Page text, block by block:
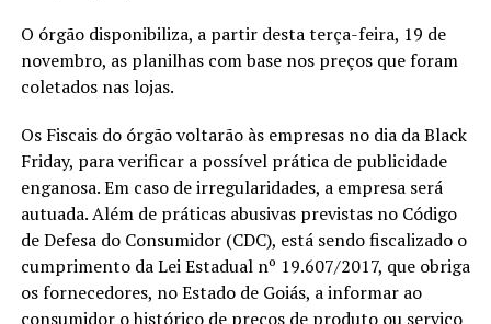
O órgão disponibiliza, a partir desta terça-feira, 19 de
novembro, as planilhas com base nos preços que foram
coletados nas lojas.
Os Fiscais do órgão voltarão às empresas no dia da Black
Friday, para verificar a possível prática de publicidade
enganosa. Em caso de irregularidades, a empresa será
autuada. Além de práticas abusivas previstas no Código
de Defesa do Consumidor (CDC), está sendo fiscalizado o
cumprimento da Lei Estadual nº 19.607/2017, que obriga
os fornecedores, no Estado de Goiás, a informar ao
consumidor o histórico de preços de produto ou serviço